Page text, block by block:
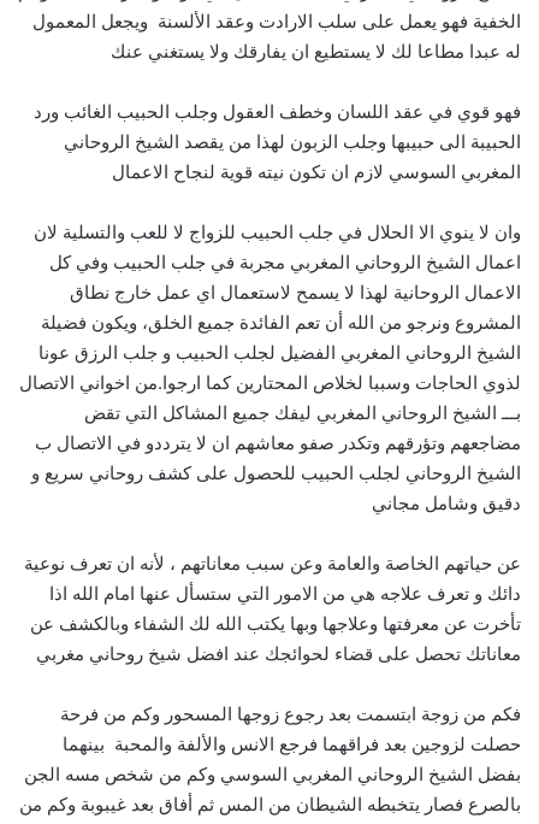
الخفية فهو يعمل على سلب الارادت وعقد الألسنة ويجعل المعمول
له عبدا مطاعا لك لا يستطيع ان يفارقك ولا يستغني عنك
فهو قوي في عقد اللسان وخطف العقول وجلب الحبيب الغائب ورد
الحبيبة الى حبيبها وجلب الزبون لهذا من يقصد الشيخ الروحاني
المغربي السوسي لازم ان تكون نيته قوية لنجاح الاعمال
وان لا ينوي الا الحلال في جلب الحبيب للزواج لا للعب والتسلية لان
اعمال الشيخ الروحاني المغربي مجربة في جلب الحبيب وفي كل
الاعمال الروحانية لهذا لا يسمح لاستعمال اي عمل خارج نطاق
المشروع ونرجو من الله أن تعم الفائدة جميع الخلق، ويكون فضيلة
الشيخ الروحاني المغربي الفضيل لجلب الحبيب و جلب الرزق عونا
لذوي الحاجات وسببا لخلاص المحتارين كما ارجوا.من اخواني الاتصال
بـــ الشيخ الروحاني المغربي ليفك جميع المشاكل التي تقض
مضاجعهم وتؤرقهم وتكدر صفو معاشهم ان لا يترددو في الاتصال ب
الشيخ الروحاني لجلب الحبيب للحصول على كشف روحاني سريع و
دقيق وشامل مجاني
عن حياتهم الخاصة والعامة وعن سبب معاناتهم ، لأنه ان تعرف نوعية
دائك و تعرف علاجه هي من الامور التي ستسأل عنها امام الله اذا
تأخرت عن معرفتها وعلاجها وبها يكتب الله لك الشفاء وبالكشف عن
معاناتك تحصل على قضاء لحوائجك عند افضل شيخ روحاني مغربي
فكم من زوجة ابتسمت بعد رجوع زوجها المسحور وكم من فرحة
حصلت لزوجين بعد فراقهما فرجع الانس والألفة والمحبة بينهما
بفضل الشيخ الروحاني المغربي السوسي وكم من شخص مسه الجن
بالصرع فصار يتخبطه الشيطان من المس ثم أفاق بعد غيبوبة وكم من